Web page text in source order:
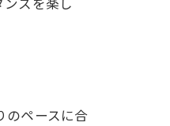
のペースに合